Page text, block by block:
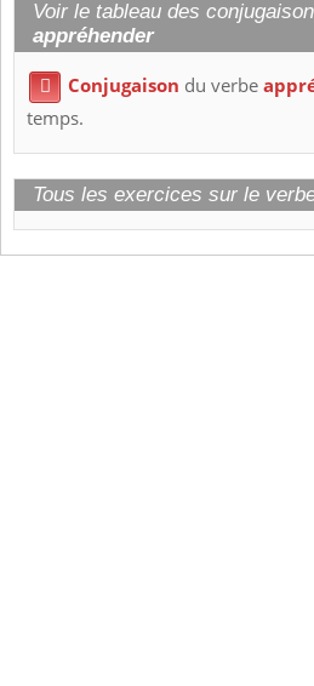
Voir le tableau des
appréhender
 Conjugaison du verbe
temps.
Tous les exercices sur le